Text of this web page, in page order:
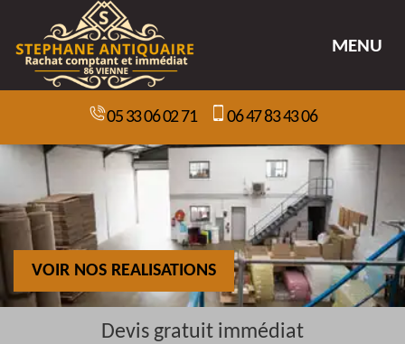
MENU
05 33 06 02 71 06 47 83 43 06
VOIR NOS REALISATIONS
Devis gratuit immédiat